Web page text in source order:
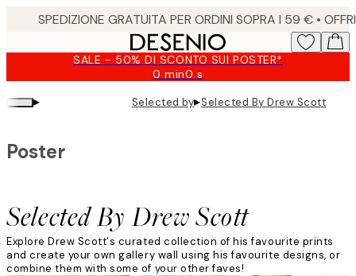
SALE - 50% DI SCONTO SUI POSTER*
0 min0 s
Valido
fino
a:
▸ Selected by▸Selected By Drew Scott
Selected By Drew Scott
Poster
Explore Drew Scott's curated collection of his favourite prints
and create your own gallery wall using his favourite designs, or
combine them with some of your other faves!